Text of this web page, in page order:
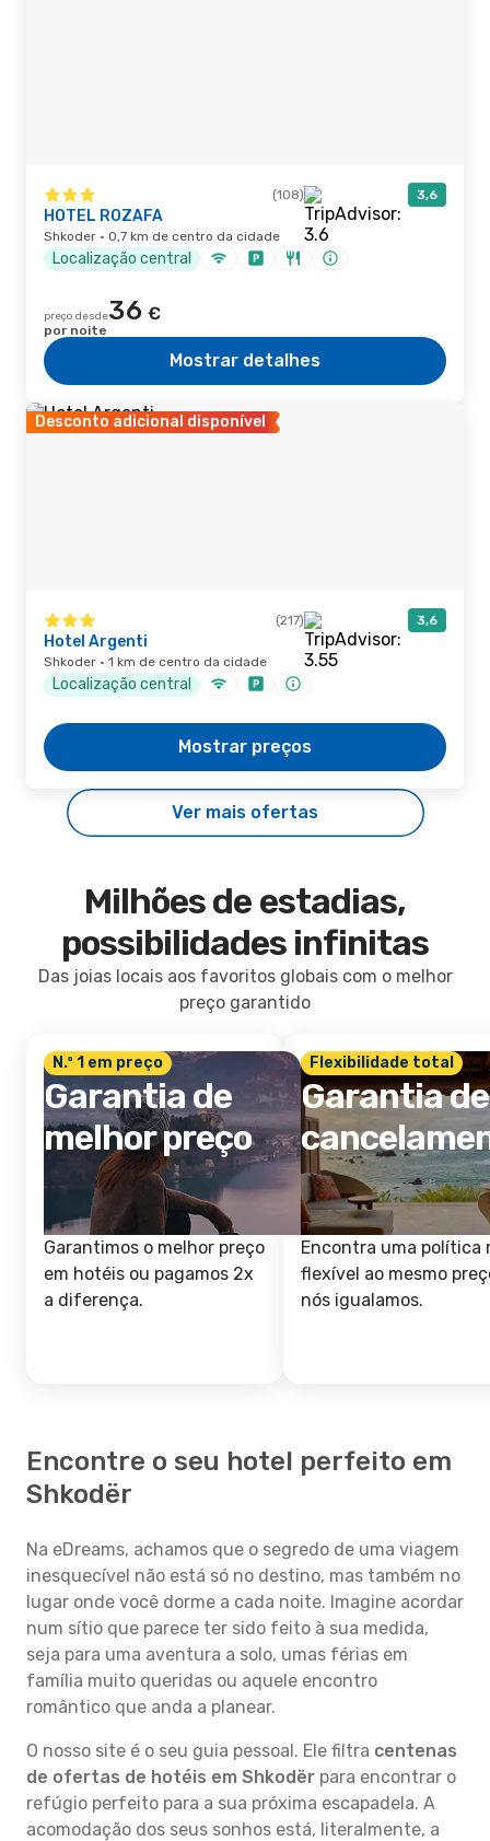
(108) 3,6
HOTEL ROZAFA
Shkoder · 0,7 km de centro da cidade
Localização central
preço desde36 €
por noite
Mostrar detalhes
Desconto adicional disponível
(217) 3,6
Hotel Argenti
Shkoder · 1 km de centro da cidade
Localização central
Mostrar preços
Ver mais ofertas
Milhões de estadias,
possibilidades infinitas
Das joias locais aos favoritos globais com o melhor
preço garantido
N.º 1 em preço
Garantia de
melhor preço
Garantimos o melhor preço
em hotéis ou pagamos 2x
a diferença.
Flexibilidade total
Garantia de
Encontra uma política
flexível ao mesmo
nós igualamos.
Encontre o seu hotel perfeito em
Shkodër
Na eDreams, achamos que o segredo de uma viagem
inesquecível não está só no destino, mas também no
lugar onde você dorme a cada noite. Imagine acordar
num sítio que parece ter sido feito à sua medida,
seja para uma aventura a solo, umas férias em
família muito queridas ou aquele encontro
romântico que anda a planear.
O nosso site é o seu guia pessoal. Ele filtra centenas
de ofertas de hotéis em Shkodër para encontrar o
refúgio perfeito para a sua próxima escapadela. A
acomodação dos seus sonhos está, literalmente, a